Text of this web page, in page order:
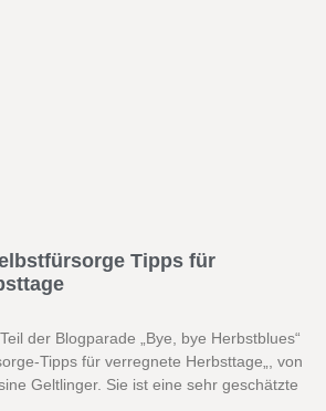
Tipps für
der Blogparade „Bye, bye Herbstblues“
Tipps für verregnete Herbsttage„, von
Geltlinger. Sie ist eine sehr geschätzte